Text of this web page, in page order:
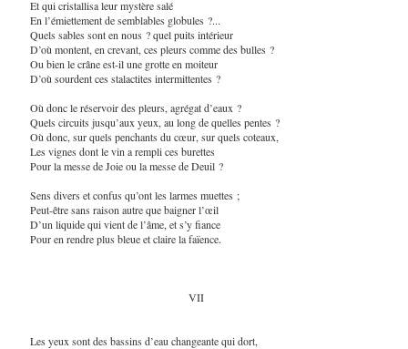
Et qui cristallisa leur mystère salé
En l’émiettement de semblables globules ?...
Quels sables sont en nous ? quel puits intérieur
D’où montent, en crevant, ces pleurs comme des bulles ?
Ou bien le crâne est-il une grotte en moiteur
D’où sourdent ces stalactites intermittentes ?
Où donc le réservoir des pleurs, agrégat d’eaux ?
Quels circuits jusqu’aux yeux, au long de quelles pentes ?
Où donc, sur quels penchants du cœur, sur quels coteaux,
Les vignes dont le vin a rempli ces burettes
Pour la messe de Joie ou la messe de Deuil ?
Sens divers et confus qu’ont les larmes muettes ;
Peut-être sans raison autre que baigner l’œil
D’un liquide qui vient de l’âme, et s’y fiance
Pour en rendre plus bleue et claire la faïence.
VII
Les yeux sont des bassins d’eau changeante qui dort,